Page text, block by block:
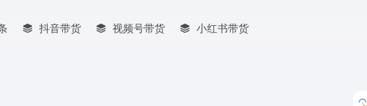
抖音带货 视频号带货 小红书带货